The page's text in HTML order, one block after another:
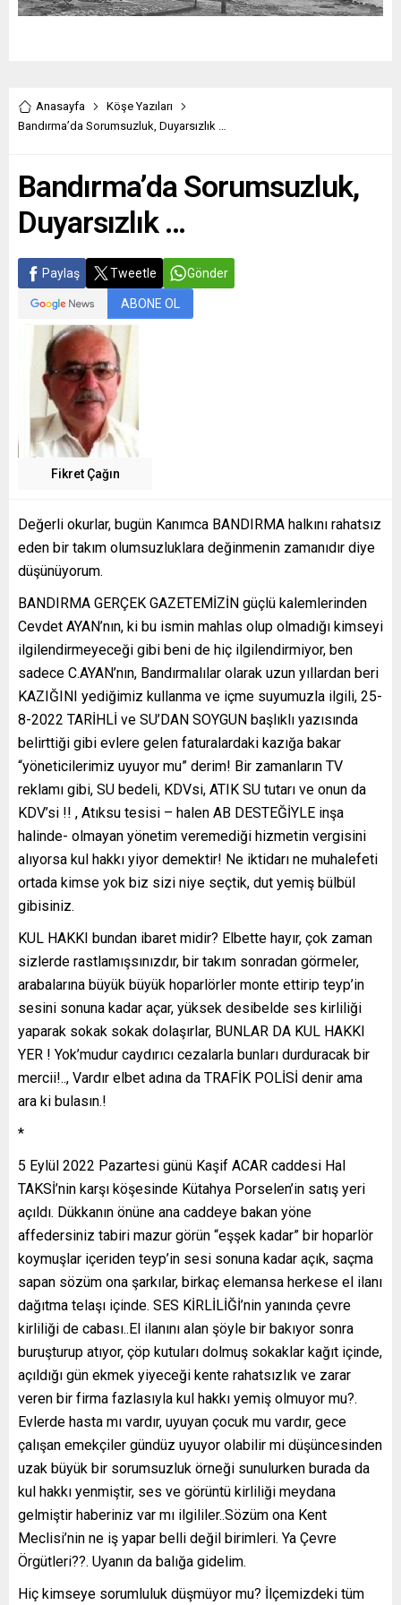
Anasayfa
Köşe Yazıları
Bandırma’da Sorumsuzluk, Duyarsızlık …
Bandırma’da Sorumsuzluk,
Duyarsızlık …
Paylaş Tweetle Gönder
ABONE OL
Fikret Çağın
Değerli okurlar, bugün Kanımca BANDIRMA halkını rahatsız
eden bir takım olumsuzluklara değinmenin zamanıdır diye
düşünüyorum.
BANDIRMA GERÇEK GAZETEMİZİN güçlü kalemlerinden
Cevdet AYAN’nın, ki bu ismin mahlas olup olmadığı kimseyi
ilgilendirmeyeceği gibi beni de hiç ilgilendirmiyor, ben
sadece C.AYAN’nın, Bandırmalılar olarak uzun yıllardan beri
KAZIĞINI yediğimiz kullanma ve içme suyumuzla ilgili, 25-
8-2022 TARİHLİ ve SU’DAN SOYGUN başlıklı yazısında
belirttiği gibi evlere gelen faturalardaki kazığa bakar
“yöneticilerimiz uyuyor mu” derim! Bir zamanların TV
reklamı gibi, SU bedeli, KDVsi, ATIK SU tutarı ve onun da
KDV’si !! , Atıksu tesisi – halen AB DESTEĞİYLE inşa
halinde- olmayan yönetim veremediği hizmetin vergisini
alıyorsa kul hakkı yiyor demektir! Ne iktidarı ne muhalefeti
ortada kimse yok biz sizi niye seçtik, dut yemiş bülbül
gibisiniz.
KUL HAKKI bundan ibaret midir? Elbette hayır, çok zaman
sizlerde rastlamışsınızdır, bir takım sonradan görmeler,
arabalarına büyük büyük hoparlörler monte ettirip teyp’in
sesini sonuna kadar açar, yüksek desibelde ses kirliliği
yaparak sokak sokak dolaşırlar, BUNLAR DA KUL HAKKI
YER ! Yok’mudur caydırıcı cezalarla bunları durduracak bir
mercii!.., Vardır elbet adına da TRAFİK POLİSİ denir ama
ara ki bulasın.!
*
5 Eylül 2022 Pazartesi günü Kaşif ACAR caddesi Hal
TAKSİ’nin karşı köşesinde Kütahya Porselen’in satış yeri
açıldı. Dükkanın önüne ana caddeye bakan yöne
affedersiniz tabiri mazur görün “eşşek kadar” bir hoparlör
koymuşlar içeriden teyp’in sesi sonuna kadar açık, saçma
sapan sözüm ona şarkılar, birkaç elemansa herkese el ilanı
dağıtma telaşı içinde. SES KİRLİLİĞİ’nin yanında çevre
kirliliği de cabası..El ilanını alan şöyle bir bakıyor sonra
buruşturup atıyor, çöp kutuları dolmuş sokaklar kağıt içinde,
açıldığı gün ekmek yiyeceği kente rahatsızlık ve zarar
veren bir firma fazlasıyla kul hakkı yemiş olmuyor mu?.
Evlerde hasta mı vardır, uyuyan çocuk mu vardır, gece
çalışan emekçiler gündüz uyuyor olabilir mi düşüncesinden
uzak büyük bir sorumsuzluk örneği sunulurken burada da
kul hakkı yenmiştir, ses ve görüntü kirliliği meydana
gelmiştir haberiniz var mı ilgililer..Sözüm ona Kent
Meclisi’nin ne iş yapar belli değil birimleri. Ya Çevre
Örgütleri??. Uyanın da balığa gidelim.
Hiç kimseye sorumluluk düşmüyor mu? İlçemizdeki tüm